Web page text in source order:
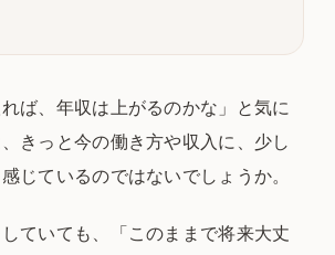
れば、年収は上がるのかな」と気に
きっと今の働き方や収入に、少し
じているのではないでしょうか。
ていても、「このままで将来大丈